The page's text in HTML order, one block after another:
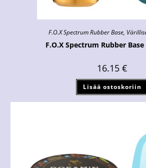
F.O.X Spectrum Rubber Base,
F.O.X Spectrum Rubber
16.15 €
Lisää ostoskoriin